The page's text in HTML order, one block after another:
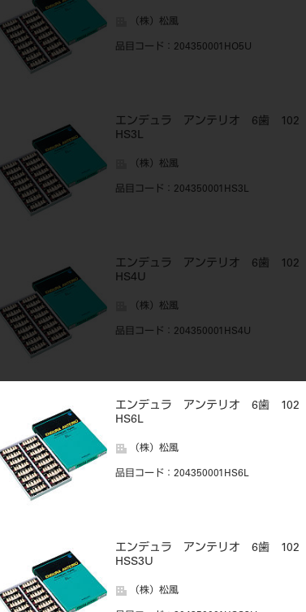
（株）松風
品目コード ：204350001HO5U
エンデュラ アンテリオ 6歯 102
HS3L
（株）松風
品目コード ：204350001HS3L
エンデュラ アンテリオ 6歯 102
HS4U
（株）松風
品目コード ：204350001HS4U
エンデュラ アンテリオ 6歯 102
HS6L
（株）松風
品目コード ：204350001HS6L
エンデュラ アンテリオ 6歯 102
HSS3U
（株）松風